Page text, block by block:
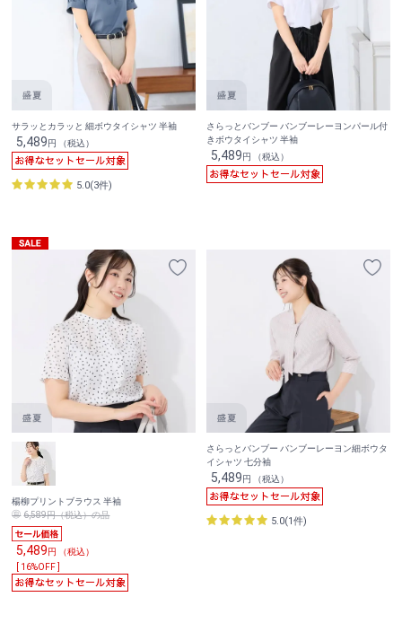
サラッとカラッと 細ボウタイシャツ 半袖
5,489円 （税込）
5.0(3件)
さらっとバンブー バンブーレーヨンパール付
きボウタイシャツ 半袖
5,489円 （税込）
楊柳プリントブラウス 半袖
6,589円（税込）の品
5,489円 （税込）
[ 16%OFF ]
さらっとバンブー バンブーレーヨン細ボウタ
イシャツ 七分袖
5,489円 （税込）
5.0(1件)